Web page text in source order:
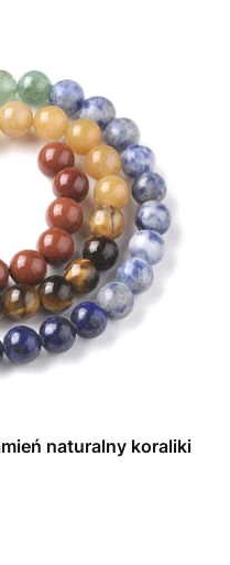
naturalny koraliki